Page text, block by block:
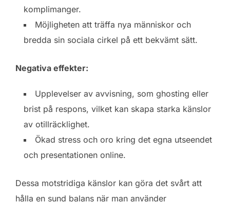
komplimanger.
Möjligheten att träffa nya människor och
bredda sin sociala cirkel på ett bekvämt sätt.
Negativa effekter:
Upplevelser av avvisning, som ghosting eller
brist på respons, vilket kan skapa starka känslor
av otillräcklighet.
Ökad stress och oro kring det egna utseendet
och presentationen online.
Dessa motstridiga känslor kan göra det svårt att
hålla en sund balans när man använder